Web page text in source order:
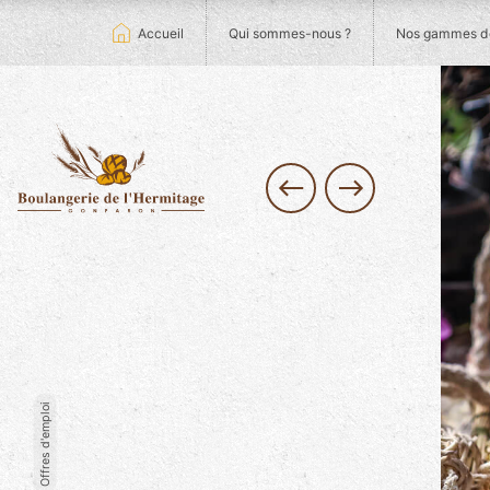
Offres d'emploi
image
Le Pain au
Seigleest un
pain moulé, à
la couleur
noisette,
produit à
farine
intégrale. Il n’a
que très peu à
voir avec ses
cousins du
commerce :
Gamme de pain
Les pains natures
Accueil Qui sommes-nous ? Nos gammes